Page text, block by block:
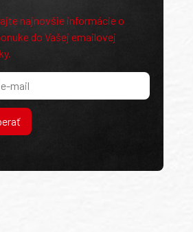
najnovšie informácie o
do Vašej emailovej